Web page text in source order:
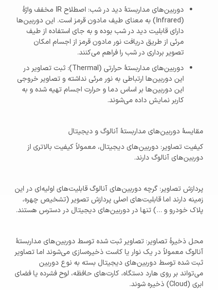
دوربین‌های مداربستهٔ دید در شب: اصطلاح IR مخفف واژهٔ
(Infrared) به معنای طیف مادون قرمز است. این دوربین‌ها
دارای قابلیت دید در شب بوده و به جای استفاده از طیف
مرئی از طریق دریافت نور مادون قرمز از اجسام امکان
تصویر برداری در شب را فراهم می‌کنند.
دوربین‌های مداربستهٔ حرارتی (Thermal): ثبت تصاویر در
این دوربین‌ها ارتباطی به نور مرئی نداشته و تصاویر خروجی
این دوربین‌ها بر اساس دما و حرارت اجسام تهیه شده و به
کاربر نمایش داده می‌شوند.
مقایسهٔ دوربین‌های مداربستهٔ آنالوگ و دیجیتال
کیفیت تصاویر: دوربین‌های دیجیتال، معمولاً کیفیت بالاتری از
دوربین‌های آنالوگ دارند.
پردازش تصاویر: گرچه دوربین‌های آنالوگ قابلیت‌های اولیه‌ای در این
زمینه دارند اما قابلیت‌های اصلی پردازش تصویر (تشخیص چهره،
پلاک خودرو و …) تنها در دوربین‌های دیجیتال در دسترس هستند.
محل ذخیرهٔ تصاویر: تصاویر ثبت شده توسط دوربین‌های مداربستهٔ
آنالوگ معمولاً در یک نوار یا کاست ذخیره‌سازی می‌شوند اما تصاویر
ثبت شده توسط دوربین‌های دیجیتال بسته به نوع دوربین
می‌تواند بر روی هارد دستگاه، کارت‌های حافظه، لوح فشرده یا فضای
ابری (Cloud) ذخیره شوند.